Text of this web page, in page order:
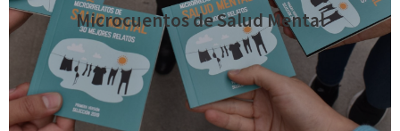
Microcuentos de Salud Mental
Microcuentos de Salud Mental
El Concurso Microcuentos de Salud Mental es un certamen
literario abierto a la comunidad, que invita a escribir en